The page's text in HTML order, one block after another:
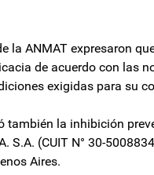
la ANMAT expresaron
de acuerdo con las
exigidas para su
también la inhibición
S.A. (CUIT N° 30-
Aires.